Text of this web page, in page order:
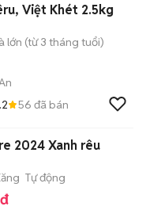
Việt Khét 2.5kg
lớn (từ 3 tháng tuổi)
56 đã bán
2024 Xanh rêu
Tự động